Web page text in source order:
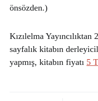
önsözden.)
Kızılelma Yayıncılıktan
sayfalık kitabın
yapmış, kitabın fiyatı 5